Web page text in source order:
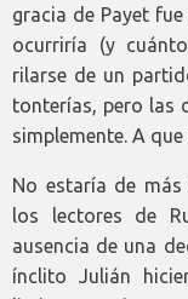
gracia de Payet
ocurriría (y
rilarse de un
tonterías, pero las
simplemente. A
No estaría de
los lectores de
ausencia de una
ínclito Julián